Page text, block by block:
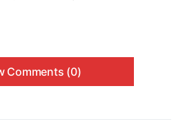
Comments (0)